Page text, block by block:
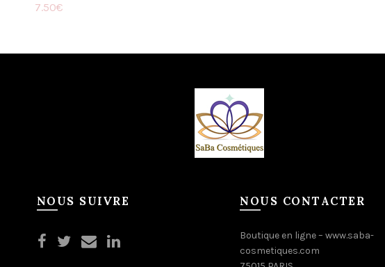
7.50€
NOUS SUIVRE NOUS CONTACTER
Boutique en ligne – www.saba-
cosmetiques.com